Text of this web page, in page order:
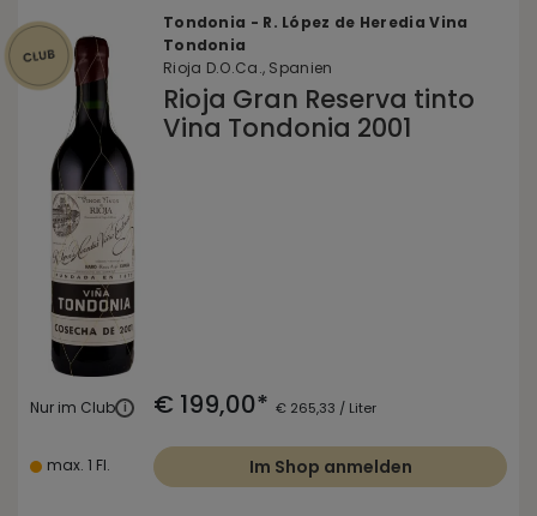
Tondonia - R. López de Heredia Vina
Tondonia
Rioja D.O.Ca., Spanien
Rioja Gran Reserva tinto
Vina Tondonia 2001
Nur im Club i € 199,00* € 265,33 / Liter
max. 1 Fl. Im Shop anmelden